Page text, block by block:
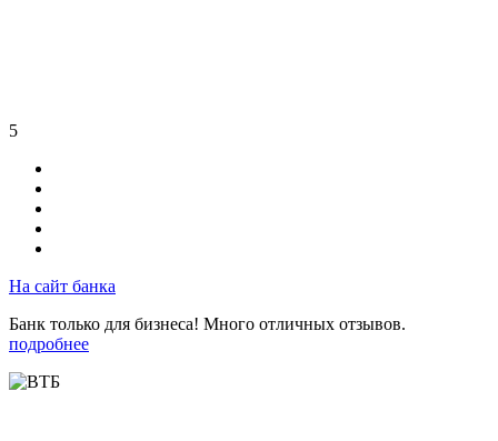
5
На сайт банка
Банк только для бизнеса! Много отличных отзывов.
подробнее